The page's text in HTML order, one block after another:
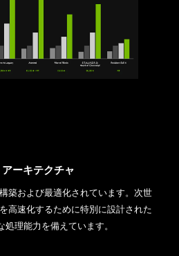
ーキテクチャ
築および最適化されています。次世
高速化するために特別に設計された
理能力を備えています。